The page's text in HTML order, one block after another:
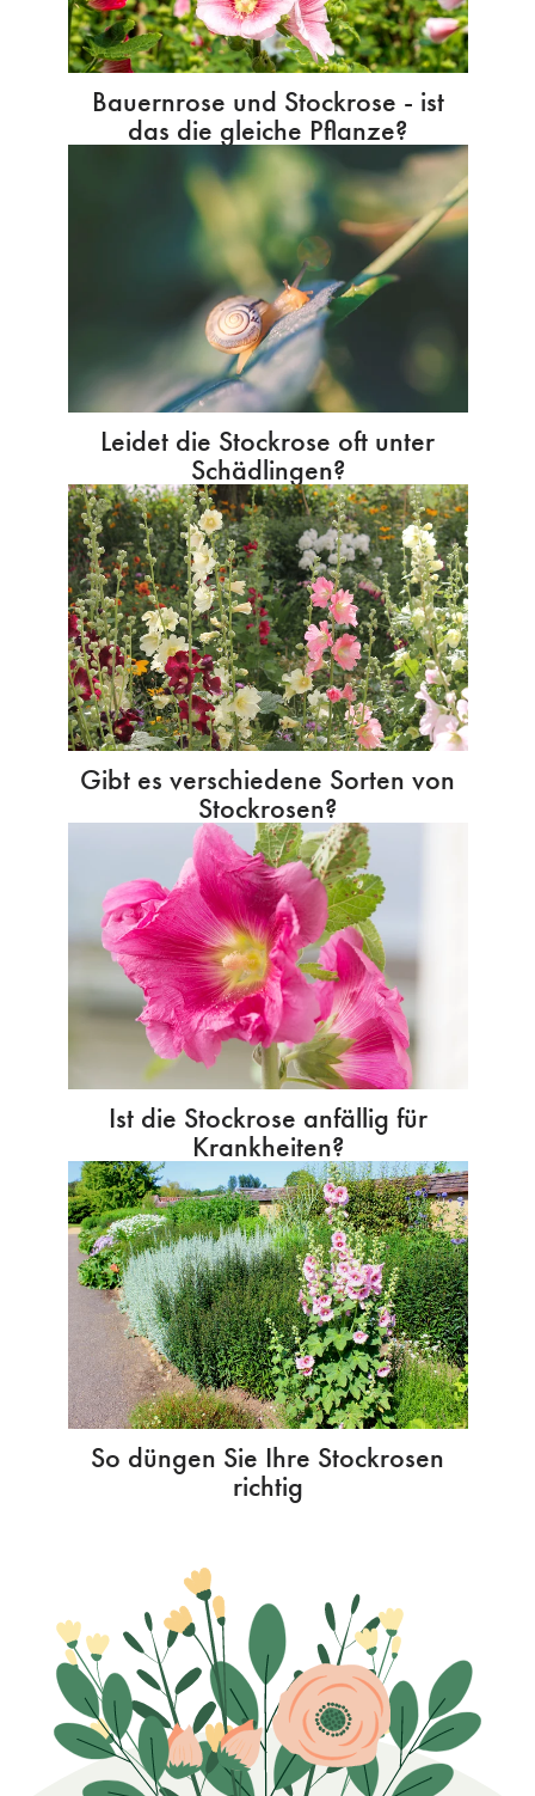
Bauernrose und Stockrose - ist
das die gleiche Pflanze?
Leidet die Stockrose oft unter
Schädlingen?
Gibt es verschiedene Sorten von
Stockrosen?
Ist die Stockrose anfällig für
Krankheiten?
So düngen Sie Ihre Stockrosen
richtig